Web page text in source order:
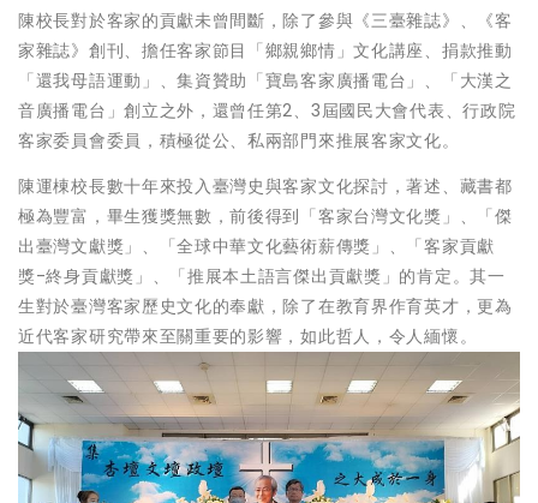
陳校長對於客家的貢獻未曾間斷，除了參與《三臺雜誌》、《客
家雜誌》創刊、擔任客家節目「鄉親鄉情」文化講座、捐款推動
「還我母語運動」、集資贊助「寶島客家廣播電台」、「大漢之
音廣播電台」創立之外，還曾任第2、3屆國民大會代表、行政院
客家委員會委員，積極從公、私兩部門來推展客家文化。
陳運棟校長數十年來投入臺灣史與客家文化探討，著述、藏書都
極為豐富，畢生獲獎無數，前後得到「客家台灣文化獎」、「傑
出臺灣文獻獎」、「全球中華文化藝術薪傳獎」、「客家貢獻
獎-終身貢獻獎」、「推展本土語言傑出貢獻獎」的肯定。其一
生對於臺灣客家歷史文化的奉獻，除了在教育界作育英才，更為
近代客家研究帶來至關重要的影響，如此哲人，令人緬懷。